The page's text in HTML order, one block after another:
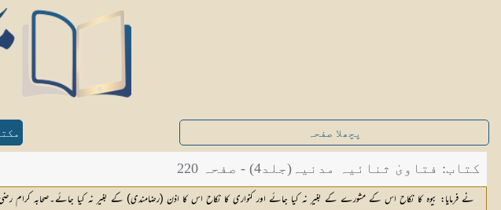
پچھلا صفحہ
کتاب: فتاویٰ ثنائیہ مدنیہ(جلد4) - صفحہ 220
نے فرمایا: بیوہ کا نکاح اس کے مشورے کے بغیر نہ کیا جائے اور کنواری کا نکاح اس کا اذن (رضامندی) کے بغیر نہ کیا جائے۔صحابہ